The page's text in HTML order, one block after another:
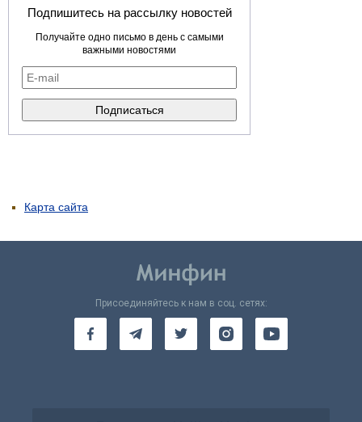
Подпишитесь на рассылку новостей
Получайте одно письмо в день с самыми
важными новостями
Карта сайта
Присоединяйтесь к нам в соц. сетях: